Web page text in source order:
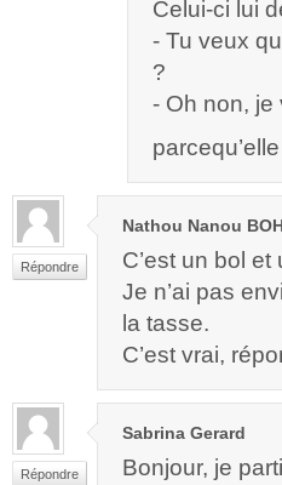
Celui-ci lui
- Tu veux
?
- Oh non,
Répondre
Nathou Nanou
C’est un bol
Je n’ai pas
la tasse.
C’est vrai,
Répondre
Sabrina Gerard
Bonjour, je